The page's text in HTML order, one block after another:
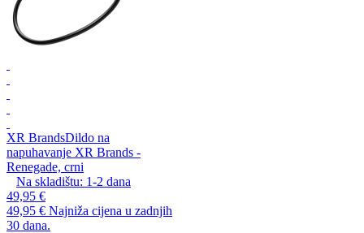
XR BrandsDildo na
napuhavanje XR Brands -
Renegade, crni
Na skladištu: 1-2 dana
49,95 €
49,95 € Najniža cijena u zadnjih
30 dana.